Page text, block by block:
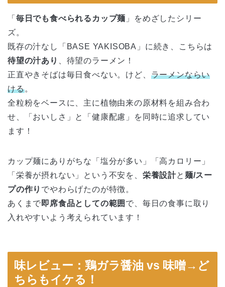
「 毎日でも食べられるカップ麺 」をめざしたシリー
ズ。
既存の汁なし「BASE YAKISOBA」に続き、こちらは
待望の汁あり
、待望のラーメン！
正直やきそばは毎日食べない。けど、 ラーメンならい
ける。
全粒粉をベースに、主に植物由来の原材料を組み合わ
せ、「おいしさ」と「健康配慮」を同時に追求してい
ます！
カップ麺にありがちな「塩分が多い」「高カロリー」
「栄養が摂れない」という不安を、 栄養設計と 麺/スー
プの作り でやわらげたのが特徴。
あくまで 即席食品としての範囲 で、毎日の食事に取り
入れやすいよう考えられています！
味レビュー：鶏ガラ醤油 vs 味噌→ど
ちらもイケる！